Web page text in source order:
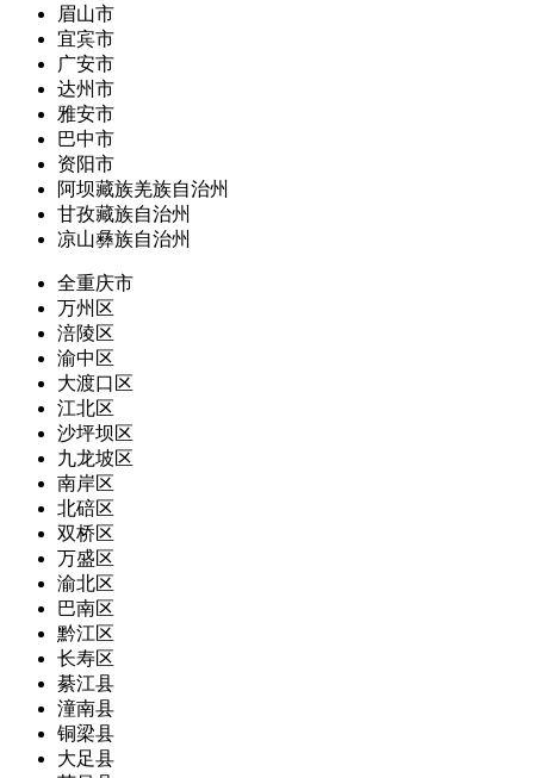
眉山市
宜宾市
广安市
达州市
雅安市
巴中市
资阳市
阿坝藏族羌族自治州
甘孜藏族自治州
凉山彝族自治州
全重庆市
万州区
涪陵区
渝中区
大渡口区
江北区
沙坪坝区
九龙坡区
南岸区
北碚区
双桥区
万盛区
渝北区
巴南区
黔江区
长寿区
綦江县
潼南县
铜梁县
大足县